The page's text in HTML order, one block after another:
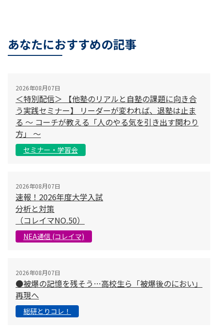
あなたにおすすめの記事
2026年08月07日
＜特別配信＞ 【他塾のリアルと自塾の課題に向き合
う実践セミナー】 リーダーが変われば、退塾は止ま
る 〜 コーチが教える「人のやる気を引き出す関わり
方」 〜
セミナー・学習会
2026年08月07日
速報！2026年度大学入試
分析と対策
（コレイマNO.50）
NEA通信 (コレイマ)
2026年08月07日
●被爆の記憶を残そう…高校生ら「被爆後のにおい」
再現へ
総研とりコレ！